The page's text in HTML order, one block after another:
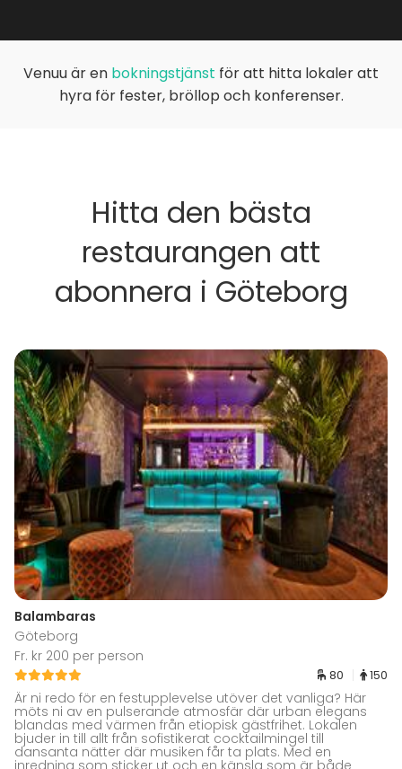
Venuu är en bokningstjänst för att hitta lokaler att
hyra för fester, bröllop och konferenser.
Hitta den bästa
restaurangen att
abonnera i Göteborg
Balambaras
Göteborg
Fr. kr 200 per person
80 150
Är ni redo för en festupplevelse utöver det vanliga? Här
möts ni av en pulserande atmosfär där urban elegans
blandas med värmen från etiopisk gästfrihet. Lokalen
bjuder in till allt från sofistikerat cocktailmingel till
dansanta nätter där musiken får ta plats. Med en
inredning som sticker ut och en känsla som är både